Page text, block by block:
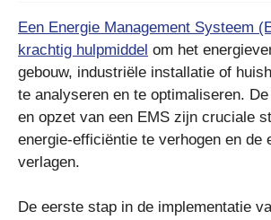
Een Energie Management Systeem
krachtig hulpmiddel om het
gebouw, industriële installatie of
te analyseren en te optimaliseren.
en opzet van een EMS zijn cruciale
energie-efficiëntie te verhogen en de
verlagen.
De eerste stap in de implementatie